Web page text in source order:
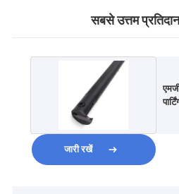
सबसे उत्तम
जारी रखें